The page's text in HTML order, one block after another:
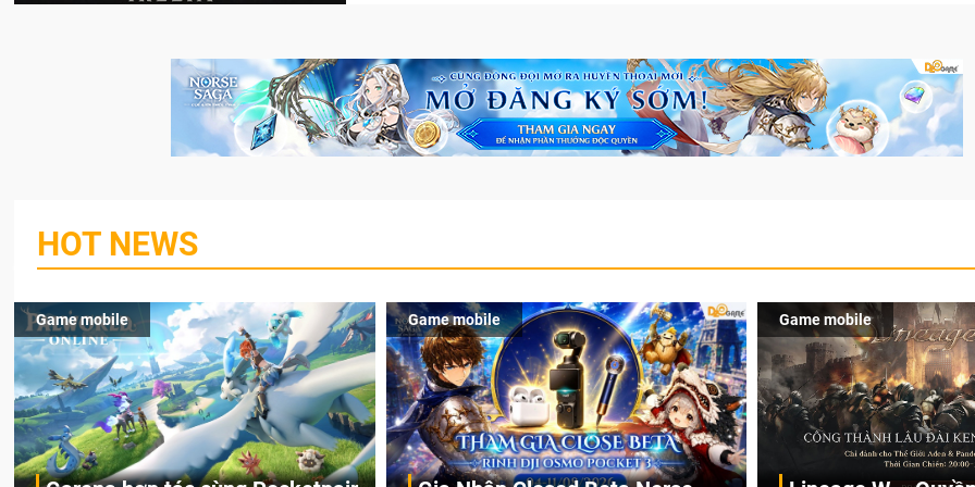
HOT NEWS
Game mobile Game mobile Game mobile